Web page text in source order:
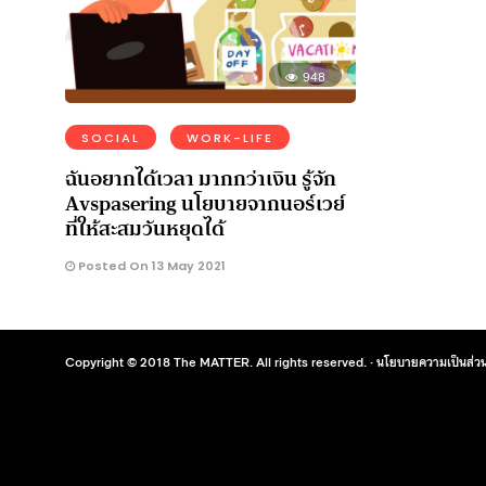
948
SOCIAL WORK-LIFE
ฉันอยากได้เวลา มากกว่าเงิน รู้จัก
Avspasering นโยบายจากนอร์เวย์
ที่ให้สะสมวันหยุดได้
Posted On 13 May 2021
Copyright © 2018 The MATTER. All rights reserved. ·นโยบายความเป็นส่ว